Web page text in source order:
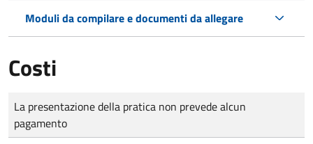
Moduli da compilare e documenti da allegare
Costi
Tipo di pagamento
Importo
La presentazione della pratica non prevede alcun
pagamento